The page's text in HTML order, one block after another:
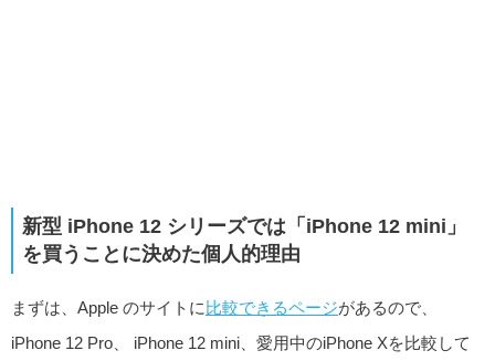
新型 iPhone 12 シリーズでは「iPhone 12 mini」
を買うことに決めた個人的理由
まずは、Apple のサイトに 比較できるページがあるので、
iPhone 12 Pro、 iPhone 12 mini、愛用中のiPhone Xを比較して